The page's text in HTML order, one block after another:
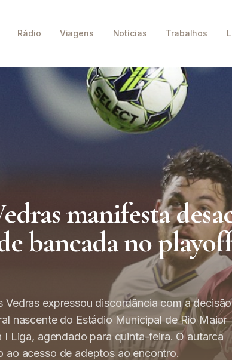
Rádio Viagens Notícias Trabalhos
manifesta
bancada no
expressou discordância com a decisão
nascente do Estádio Municipal de Rio Maior
Liga, agendado para quinta-feira. O autarca
ao acesso de adeptos ao encontro.